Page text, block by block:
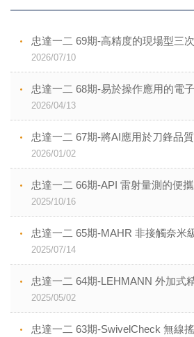
忠達一二 69期-高精度的現場型三
2026/07/10
忠達一二 68期-易於操作應用的電
2026/04/13
忠達一二 67期-將AI應用於刀鋒品質
2026/01/02
忠達一二 66期-API 雷射量測的便
2025/10/16
忠達一二 65期-MAHR 非接觸奈米
2025/07/14
忠達一二 64期-LEHMANN 外加式
2025/05/02
忠達一二 63期-SwivelCheck 無線